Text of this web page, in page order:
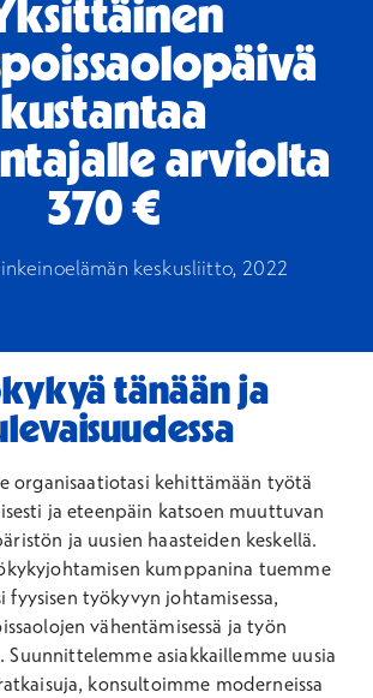
kustantaa
arviolta
370 €
keskusliitto, 2022
tänään ja
organisaatiotasi kehittämään työtä
ja eteenpäin katsoen muuttuvan
ja uusien haasteiden keskellä.
kumppanina tuemme
fyysisen työkyvyn johtamisessa,
vähentämisessä ja työn
Suunnittelemme asiakkaillemme uusia
konsultoimme moderneissa